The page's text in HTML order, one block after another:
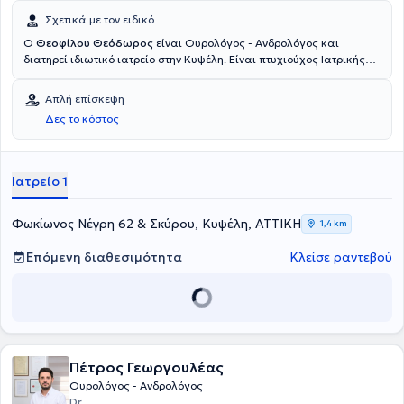
Σχετικά με τον ειδικό
Ο Θεοφίλου Θεόδωρος είναι Ουρολόγος - Ανδρολόγος και
διατηρεί ιδιωτικό ιατρείο στην Κυψέλη. Είναι πτυχιούχος Ιατρικής
Γενικό Νοσοκομείο Ηρακλείου Κρήτης "Βενιζέλειο" και στο Γενικό
Νοσοκομείο Αθηνών "Ιπποκράτειο". Ο γιατρός έχει διατελέσει
εξωτερικός συνεργάτης του Νοσοκομείου "Ερρίκος Ντυνάν" και
εξειδικεύεται στην Ογκολογική ουρολογία, στην Ενδοσκοπική
του ιατρείο, προσφέρει πλήθος υπηρεσιών, εξατομικευμένες για τις
ανάγκες εκάστοτε ασθενούς.
Απλή επίσκεψη
Δες το κόστος
Ιατρείο 1
Φωκίωνος Νέγρη 62 & Σκύρου, Κυψέλη, ΑΤΤΙΚΗ 1,4 km
Επόμενη διαθεσιμότητα Κλείσε ραντεβού
Πέτρος Γεωργουλέας
Ουρολόγος - Ανδρολόγος